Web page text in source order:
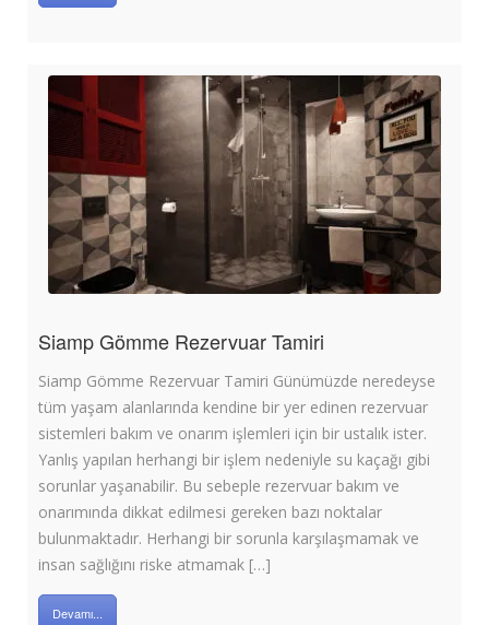
Siamp Gömme Rezervuar Tamiri
Siamp Gömme Rezervuar Tamiri Günümüzde neredeyse
tüm yaşam alanlarında kendine bir yer edinen rezervuar
sistemleri bakım ve onarım işlemleri için bir ustalık ister.
Yanlış yapılan herhangi bir işlem nedeniyle su kaçağı gibi
sorunlar yaşanabilir. Bu sebeple rezervuar bakım ve
onarımında dikkat edilmesi gereken bazı noktalar
bulunmaktadır. Herhangi bir sorunla karşılaşmamak ve
insan sağlığını riske atmamak […]
Devamı...